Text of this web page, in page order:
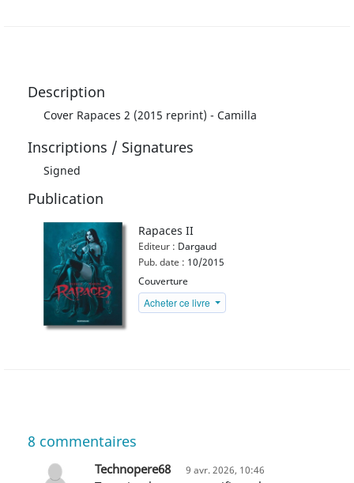
Description
Cover Rapaces 2 (2015 reprint) - Camilla
Inscriptions / Signatures
Signed
Publication
Rapaces II
Editeur : Dargaud
Pub. date : 10/2015
Couverture
Acheter ce livre
8 commentaires
Technopere68 9 avr. 2026, 10:46